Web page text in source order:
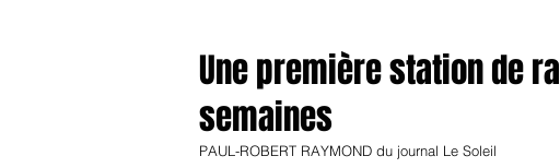
Une première station de
semaines
PAUL-ROBERT RAYMOND du journal Le Soleil